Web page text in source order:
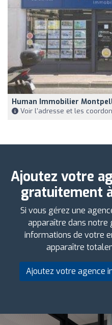
Human Immobilier
Voir l'adresse et les
Ajoutez votre
gratuitement
Si vous gérez une
apparaître dans notre
informations de votre
apparaître
Ajoutez votre agence